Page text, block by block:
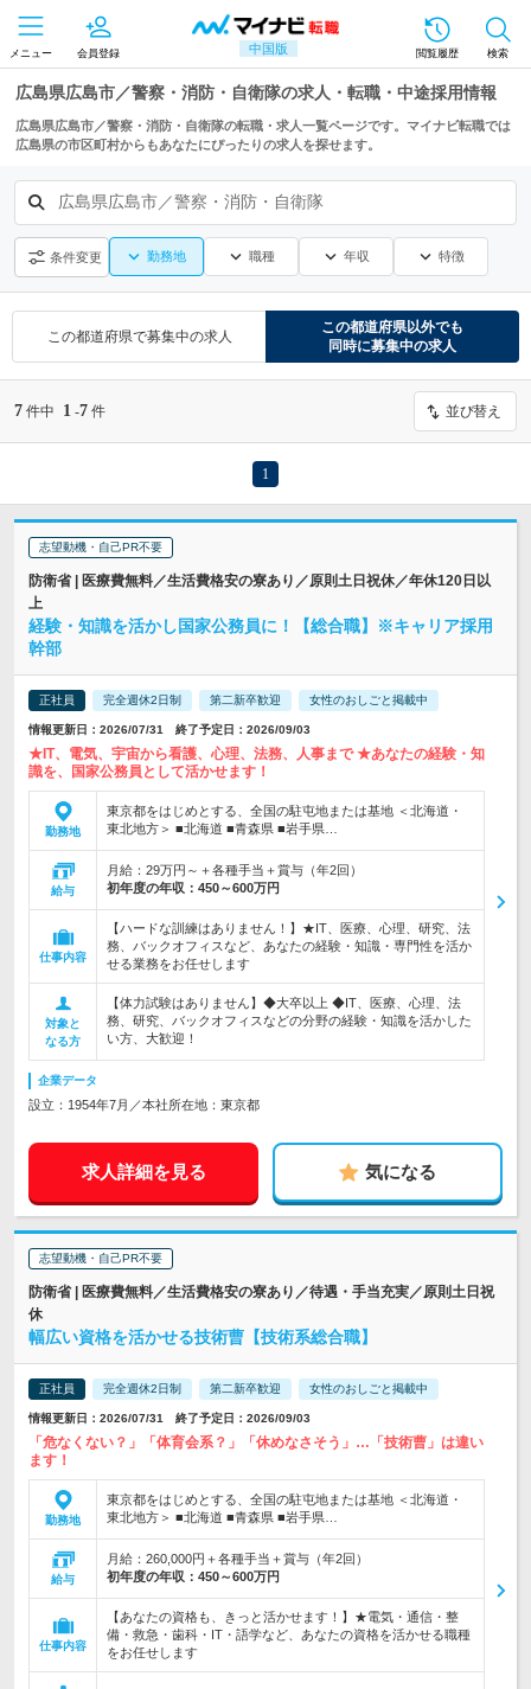
中国版
メニュー 会員登録 閲覧履歴 検索
広島県広島市／警察・消防・自衛隊の求人・転職・中途採用情報
広島県広島市／警察・消防・自衛隊の転職・求人一覧ページです。マイナビ転職では
広島県の市区町村からもあなたにぴったりの求人を探せます。
広島県広島市／警察・消防・自衛隊
条件変更 勤務地 職種 年収 特徴
この都道府県で募集中の求人
この都道府県以外でも
同時に募集中の求人
7 件中 1 -7 件 並び替え
1
志望動機・自己PR不要
防衛省 | 医療費無料／生活費格安の寮あり／原則土日祝休／年休120日以
上
経験・知識を活かし国家公務員に！【総合職】※キャリア採用
幹部
正社員 完全週休2日制 第二新卒歓迎 女性のおしごと掲載中
情報更新日：2026/07/31 終了予定日：2026/09/03
★IT、電気、宇宙から看護、心理、法務、人事まで ★あなたの経験・知
識を、国家公務員として活かせます！
勤務地
東京都をはじめとする、全国の駐屯地または基地 ＜北海道・
東北地方＞ ■北海道 ■青森県 ■岩手県…
給与
月給：29万円～＋各種手当＋賞与（年2回）
初年度の年収： 450～600万円
仕事内容
【ハードな訓練はありません！】★IT、医療、心理、研究、法
務、バックオフィスなど、あなたの経験・知識・専門性を活か
せる業務をお任せします
対象と
なる方
【体力試験はありません】◆大卒以上 ◆IT、医療、心理、法
務、研究、バックオフィスなどの分野の経験・知識を活かした
い方、大歓迎！
企業データ
設立：1954年7月／本社所在地：東京都
求人詳細を見る 気になる
志望動機・自己PR不要
防衛省 | 医療費無料／生活費格安の寮あり／待遇・手当充実／原則土日祝
休
幅広い資格を活かせる技術曹【技術系総合職】
正社員 完全週休2日制 第二新卒歓迎 女性のおしごと掲載中
情報更新日：2026/07/31 終了予定日：2026/09/03
「危なくない？」「体育会系？」「休めなさそう」…「技術曹」は違い
ます！
勤務地
東京都をはじめとする、全国の駐屯地または基地 ＜北海道・
東北地方＞ ■北海道 ■青森県 ■岩手県…
給与
月給：260,000円＋各種手当＋賞与（年2回）
初年度の年収： 450～600万円
仕事内容
【あなたの資格も、きっと活かせます！】★電気・通信・整
備・救急・歯科・IT・語学など、あなたの資格を活かせる職種
をお任せします